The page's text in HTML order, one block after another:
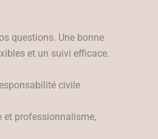
questions. Une bonne
et un suivi efficace.
civile
et professionnalisme,